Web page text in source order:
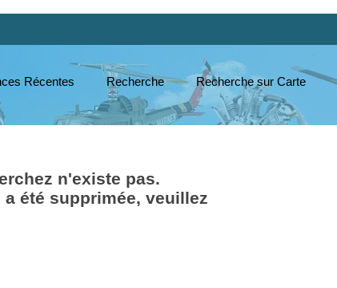
Récentes Recherche Recherche sur Carte
n'existe pas.
été supprimée, veuillez